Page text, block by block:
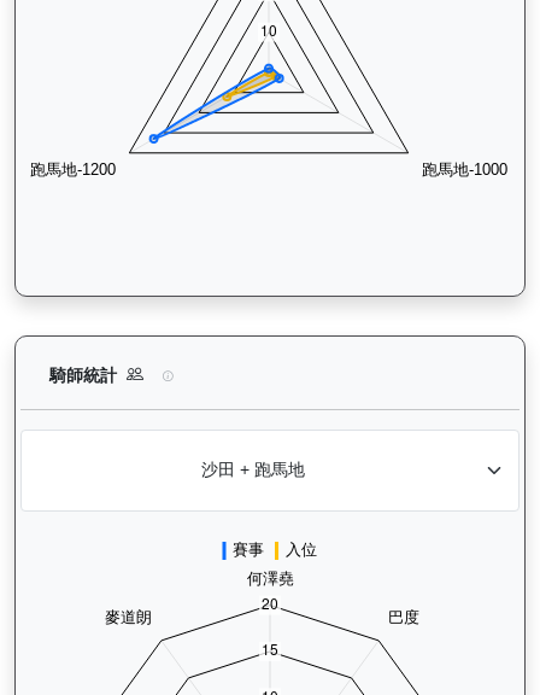
騎師統計 越駿知己（G033）— 騎師統計分析：查看各騎